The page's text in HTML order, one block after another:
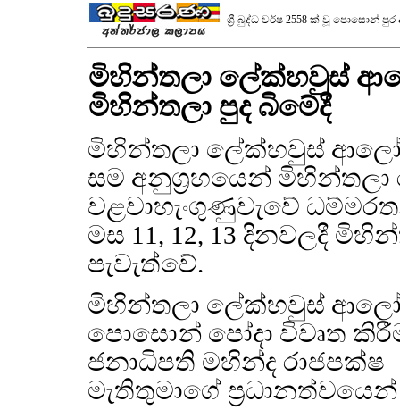
ශ්‍රී බුද්ධ වර්ෂ 2558 ක් වූ පොසොන් පුර
මිහින්තලා ලේක්හවුස්
මිහින්තලා පුද බිමේදී
මිහින්තලා ලේක්හවුස්
සම අනුග්‍රහයෙන් මිහින්තලා
වළවාහැංගුණුවැවේ
මස 11, 12, 13 දිනවලදී
පැවැත්වේ.
මිහින්තලා ලේක්හවුස්
පොසොන් පෝදා විවෘත
ජනාධිපති මහින්ද රාජපක්ෂ
මැතිතුමාගේ ප්‍රධානත්වයෙන්